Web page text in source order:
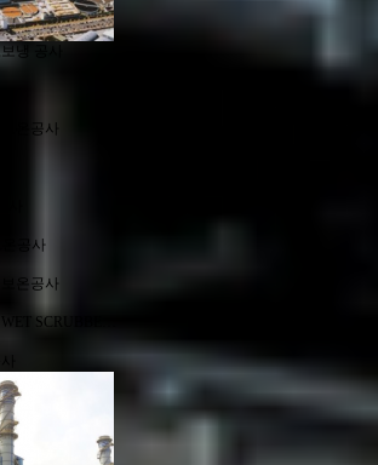
냉 공사
온공사
온공사
보온공사
SCRUBBE…